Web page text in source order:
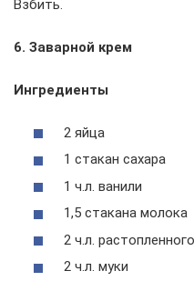
Взбить.
6. Заварной крем
Ингредиенты
2 яйца
1 стакан сахара
1 ч.л. ванили
1,5 стакана молока
2 ч.л.
2 ч.л. муки